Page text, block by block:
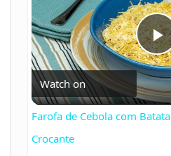
P
l
Watch on
Farofa de Cebola com
Crocante